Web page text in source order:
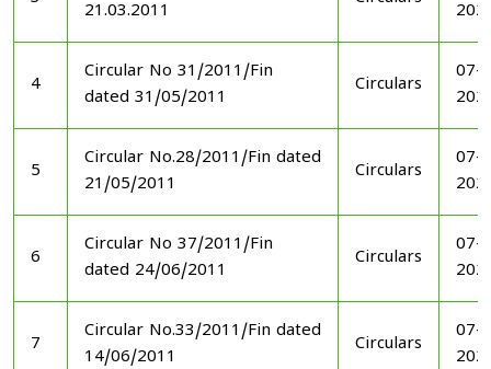
21.03.2011
4
Circular No 31/2011/Fin
dated 31/05/2011
Circulars
07-
5
Circular No.28/2011/Fin dated
21/05/2011
Circulars
07-
6
Circular No 37/2011/Fin
dated 24/06/2011
Circulars
07-
7
Circular No.33/2011/Fin dated
14/06/2011
Circulars
07-